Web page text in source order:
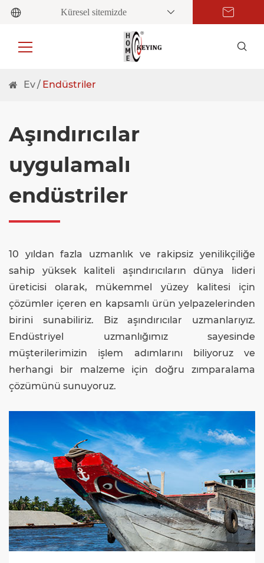
Küresel sitemizde
Ev Endüstriler
Aşındırıcılar
uygulamalı
endüstriler
10 yıldan fazla uzmanlık ve rakipsiz yenilikçiliğe
sahip yüksek kaliteli aşındırıcıların dünya lideri
üreticisi olarak, mükemmel yüzey kalitesi için
çözümler içeren en kapsamlı ürün yelpazelerinden
birini sunabiliriz. Biz aşındırıcılar uzmanlarıyız.
Endüstriyel uzmanlığımız sayesinde
müşterilerimizin işlem adımlarını biliyoruz ve
herhangi bir malzeme için doğru zımparalama
çözümünü sunuyoruz.